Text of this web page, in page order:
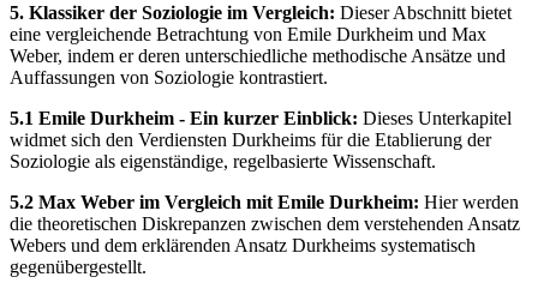
5. Klassiker der Soziologie im Vergleich: Dieser Abschnitt bietet
eine vergleichende Betrachtung von Emile Durkheim und Max
Weber, indem er deren unterschiedliche methodische Ansätze und
Auffassungen von Soziologie kontrastiert.
5.1 Emile Durkheim - Ein kurzer Einblick: Dieses Unterkapitel
widmet sich den Verdiensten Durkheims für die Etablierung der
Soziologie als eigenständige, regelbasierte Wissenschaft.
5.2 Max Weber im Vergleich mit Emile Durkheim: Hier werden
die theoretischen Diskrepanzen zwischen dem verstehenden Ansatz
Webers und dem erklärenden Ansatz Durkheims systematisch
gegenübergestellt.